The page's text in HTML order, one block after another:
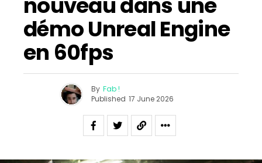
démo Unreal Engine
en 60fps
By Fab !
Published 17 June 2026